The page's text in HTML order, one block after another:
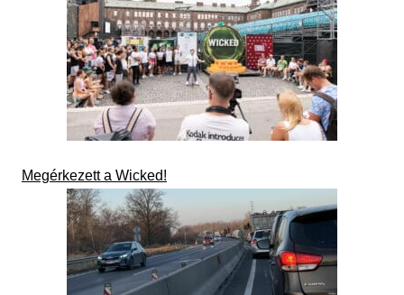
Megérkezett a Wicked!